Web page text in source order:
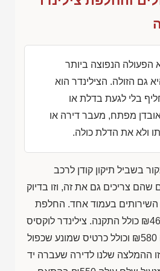
הפעולה הנפוצה ביותר
גם הזולה. הצילינדר הוא
בלי לגעת בדלת או
אובדן מפתח, מעבר דירה או
ולא את הדלת כולה.
בשביל תיקון קודן לרכב
צריכים גם את זה, וזו בדיוק
השירותים בעמוד אחד. החלפת
כולל התקנה. צילינדר לוקסיס
₪580 וכולל כרטיס שמונע שכפול
ההמלצה שלנו לדירה שעברה יד